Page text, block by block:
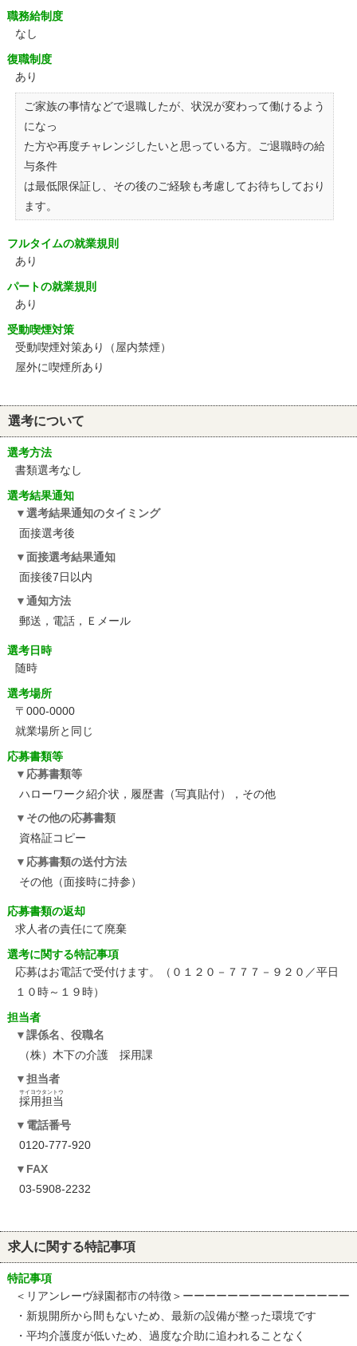
職務給制度
なし
復職制度
あり
ご家族の事情などで退職したが、状況が変わって働けるよう
になっ
た方や再度チャレンジしたいと思っている方。ご退職時の給
与条件
は最低限保証し、その後のご経験も考慮してお待ちしており
ます。
フルタイムの就業規則
あり
パートの就業規則
あり
受動喫煙対策
受動喫煙対策あり（屋内禁煙）
屋外に喫煙所あり
選考について
選考方法
書類選考なし
選考結果通知
選考結果通知のタイミング
面接選考後
面接選考結果通知
面接後7日以内
通知方法
郵送，電話，Ｅメール
選考日時
随時
選考場所
〒000-0000
就業場所と同じ
応募書類等
応募書類等
ハローワーク紹介状，履歴書（写真貼付），その他
その他の応募書類
資格証コピー
応募書類の送付方法
その他（面接時に持参）
応募書類の返却
求人者の責任にて廃棄
選考に関する特記事項
応募はお電話で受付けます。（０１２０－７７７－９２０／平日
１０時～１９時）
担当者
課係名、役職名
（株）木下の介護 採用課
担当者
採用担当
サイヨウタントウ
電話番号
0120-777-920
FAX
03-5908-2232
求人に関する特記事項
特記事項
＜リアンレーヴ緑園都市の特徴＞ーーーーーーーーーーーーーーー
・新規開所から間もないため、最新の設備が整った環境です
・平均介護度が低いため、過度な介助に追われることなく